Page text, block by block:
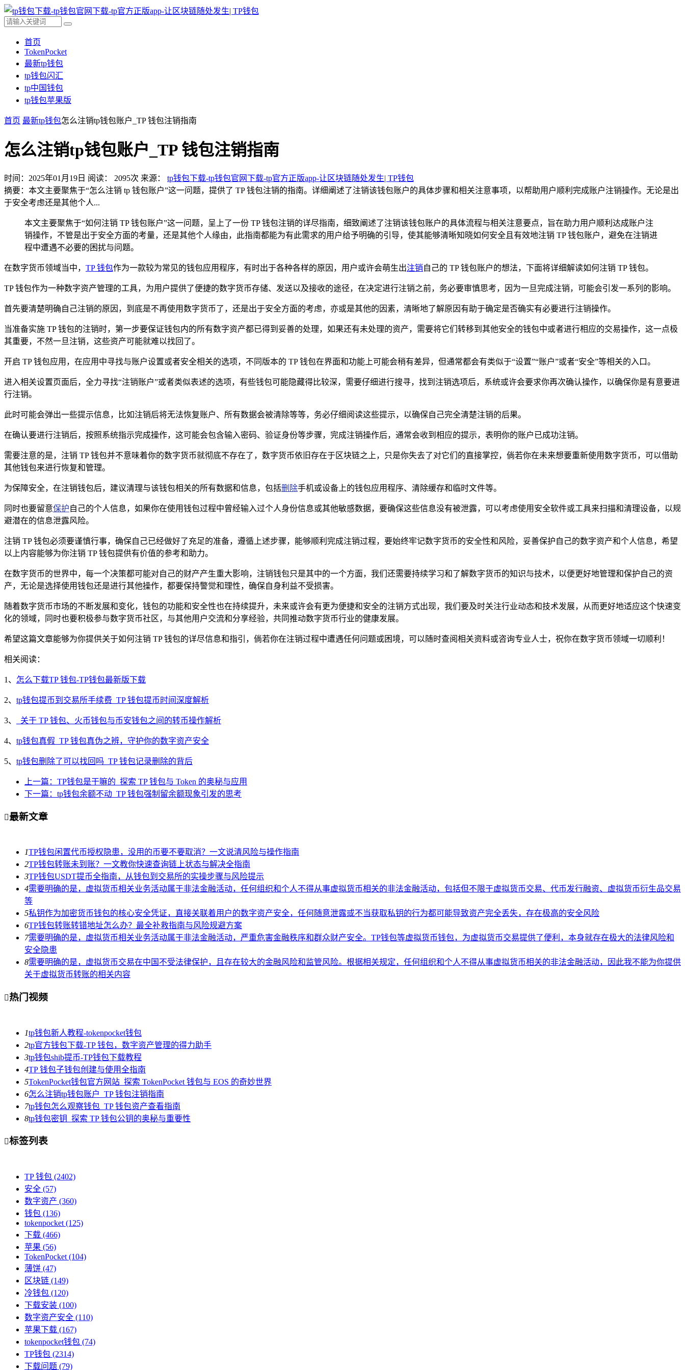
首页
TokenPocket
最新tp钱包
tp钱包闪汇
tp中国钱包
tp钱包苹果版
首页 最新tp钱包怎么注销tp钱包账户_TP 钱包注销指南
怎么注销tp钱包账户_TP 钱包注销指南
时间：2025年01月19日 阅读： 2095次 来源： tp钱包下载-tp钱包官网下载-tp官方正版app-让区块链随处发生| TP钱包
摘要：本文主要聚焦于“怎么注销 tp 钱包账户”这一问题，提供了 TP 钱包注销的指南。详细阐述了注销该钱包账户的具体步骤和相关注意事项，以帮助用户顺利完成账户注销操作。无论是出
于安全考虑还是其他个人...
本文主要聚焦于“如何注销 TP 钱包账户”这一问题，呈上了一份 TP 钱包注销的详尽指南，细致阐述了注销该钱包账户的具体流程与相关注意要点，旨在助力用户顺利达成账户注
销操作，不管是出于安全方面的考量，还是其他个人缘由，此指南都能为有此需求的用户给予明确的引导，使其能够清晰知晓如何安全且有效地注销 TP 钱包账户，避免在注销进
程中遭遇不必要的困扰与问题。
在数字货币领域当中， TP 钱包作为一款较为常见的钱包应用程序，有时出于各种各样的原因，用户或许会萌生出注销自己的 TP 钱包账户的想法，下面将详细解读如何注销 TP 钱包。
TP 钱包作为一种数字资产管理的工具，为用户提供了便捷的数字货币存储、发送以及接收的途径，在决定进行注销之前，务必要审慎思考，因为一旦完成注销，可能会引发一系列的影响。
首先要清楚明确自己注销的原因，到底是不再使用数字货币了，还是出于安全方面的考虑，亦或是其他的因素，清晰地了解原因有助于确定是否确实有必要进行注销操作。
当准备实施 TP 钱包的注销时，第一步要保证钱包内的所有数字资产都已得到妥善的处理，如果还有未处理的资产，需要将它们转移到其他安全的钱包中或者进行相应的交易操作，这一点极
其重要，不然一旦注销，这些资产可能就难以找回了。
开启 TP 钱包应用，在应用中寻找与账户设置或者安全相关的选项，不同版本的 TP 钱包在界面和功能上可能会稍有差异，但通常都会有类似于“设置”“账户”或者“安全”等相关的入口。
进入相关设置页面后，全力寻找“注销账户”或者类似表述的选项，有些钱包可能隐藏得比较深，需要仔细进行搜寻，找到注销选项后，系统或许会要求你再次确认操作，以确保你是有意要进
行注销。
此时可能会弹出一些提示信息，比如注销后将无法恢复账户、所有数据会被清除等等，务必仔细阅读这些提示，以确保自己完全清楚注销的后果。
在确认要进行注销后，按照系统指示完成操作，这可能会包含输入密码、验证身份等步骤，完成注销操作后，通常会收到相应的提示，表明你的账户已成功注销。
需要注意的是，注销 TP 钱包并不意味着你的数字货币就彻底不存在了，数字货币依旧存在于区块链之上，只是你失去了对它们的直接掌控，倘若你在未来想要重新使用数字货币，可以借助
其他钱包来进行恢复和管理。
为保障安全，在注销钱包后，建议清理与该钱包相关的所有数据和信息，包括删除手机或设备上的钱包应用程序、清除缓存和临时文件等。
同时也要留意保护自己的个人信息，如果你在使用钱包过程中曾经输入过个人身份信息或其他敏感数据，要确保这些信息没有被泄露，可以考虑使用安全软件或工具来扫描和清理设备，以规
避潜在的信息泄露风险。
注销 TP 钱包必须要谨慎行事，确保自己已经做好了充足的准备，遵循上述步骤，能够顺利完成注销过程，要始终牢记数字货币的安全性和风险，妥善保护自己的数字资产和个人信息，希望
以上内容能够为你注销 TP 钱包提供有价值的参考和助力。
在数字货币的世界中，每一个决策都可能对自己的财产产生重大影响，注销钱包只是其中的一个方面，我们还需要持续学习和了解数字货币的知识与技术，以便更好地管理和保护自己的资
产，无论是选择使用钱包还是进行其他操作，都要保持警觉和理性，确保自身利益不受损害。
随着数字货币市场的不断发展和变化，钱包的功能和安全性也在持续提升，未来或许会有更为便捷和安全的注销方式出现，我们要及时关注行业动态和技术发展，从而更好地适应这个快速变
化的领域，同时也要积极参与数字货币社区，与其他用户交流和分享经验，共同推动数字货币行业的健康发展。
希望这篇文章能够为你提供关于如何注销 TP 钱包的详尽信息和指引，倘若你在注销过程中遭遇任何问题或困境，可以随时查阅相关资料或咨询专业人士，祝你在数字货币领域一切顺利！
相关阅读：
1、 怎么下载TP 钱包-TP钱包最新版下载
2、 tp钱包提币到交易所手续费_TP 钱包提币时间深度解析
3、 _关于 TP 钱包、火币钱包与币安钱包之间的转币操作解析
4、 tp钱包真假_TP 钱包真伪之辨，守护你的数字资产安全
5、 tp钱包删除了可以找回吗_TP 钱包记录删除的背后
上一篇：TP钱包是干嘛的_探索 TP 钱包与 Token 的奥秘与应用
下一篇：tp钱包余额不动_TP 钱包强制留余额现象引发的思考
最新文章
1TP钱包闲置代币授权隐患，没用的币要不要取消？一文说清风险与操作指南
2TP钱包转账未到账？一文教你快速查询链上状态与解决全指南
3TP钱包USDT提币全指南，从钱包到交易所的实操步骤与风险提示
4需要明确的是，虚拟货币相关业务活动属于非法金融活动，任何组织和个人不得从事虚拟货币相关的非法金融活动，包括但不限于虚拟货币交易、代币发行融资、虚拟货币衍生品交易
等
5私钥作为加密货币钱包的核心安全凭证，直接关联着用户的数字资产安全，任何随意泄露或不当获取私钥的行为都可能导致资产完全丢失，存在极高的安全风险
6TP钱包转账转错地址怎么办？最全补救指南与风险规避方案
7需要明确的是，虚拟货币相关业务活动属于非法金融活动，严重危害金融秩序和群众财产安全。TP钱包等虚拟货币钱包，为虚拟货币交易提供了便利，本身就存在极大的法律风险和
安全隐患
8需要明确的是，虚拟货币交易在中国不受法律保护，且存在较大的金融风险和监管风险。根据相关规定，任何组织和个人不得从事虚拟货币相关的非法金融活动，因此我不能为你提供
关于虚拟货币转账的相关内容
热门视频
1tp钱包新人教程-tokenpocket钱包
2tp官方钱包下载-TP 钱包，数字资产管理的得力助手
3tp钱包shib提币-TP钱包下载教程
4TP 钱包子钱包创建与使用全指南
5TokenPocket钱包官方网站_探索 TokenPocket 钱包与 EOS 的奇妙世界
6怎么注销tp钱包账户_TP 钱包注销指南
7tp钱包怎么观察钱包_TP 钱包资产查看指南
8tp钱包密钥_探索 TP 钱包公钥的奥秘与重要性
标签列表
TP 钱包 (2402)
安全 (57)
数字资产 (360)
钱包 (136)
tokenpocket (125)
下载 (466)
苹果 (56)
TokenPocket (104)
薄饼 (47)
区块链 (149)
冷钱包 (120)
下载安装 (100)
数字资产安全 (110)
苹果下载 (167)
tokenpocket钱包 (74)
TP钱包 (2314)
下载问题 (79)